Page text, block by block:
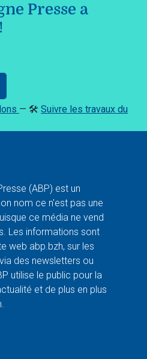
Presse a
— 🛠️ Suivre les travaux du
(ABP) est un
nom ce n'est pas une
ce média ne vend
Les informations sont
web abp.bzh, sur les
des newsletters ou
utilise le public pour la
et de plus en plus